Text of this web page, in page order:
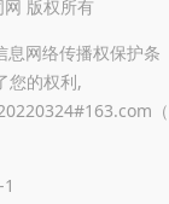
版权所有
息网络传播权保护条
您的权利,